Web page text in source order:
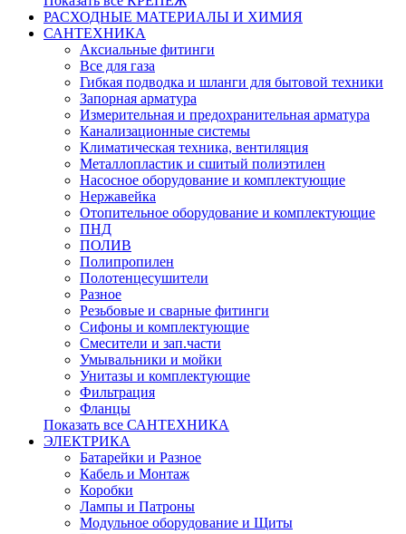
РАСХОДНЫЕ МАТЕРИАЛЫ И ХИМИЯ
САНТЕХНИКА
Аксиальные фитинги
Все для газа
Гибкая подводка и шланги для бытовой техники
Запорная арматура
Измерительная и предохранительная арматура
Канализационные системы
Климатическая техника, вентиляция
Металлопластик и сшитый полиэтилен
Насосное оборудование и комплектующие
Нержавейка
Отопительное оборудование и комплектующие
ПНД
ПОЛИВ
Полипропилен
Полотенцесушители
Разное
Резьбовые и сварные фитинги
Сифоны и комплектующие
Смесители и зап.части
Умывальники и мойки
Унитазы и комплектующие
Фильтрация
Фланцы
Показать все САНТЕХНИКА
ЭЛЕКТРИКА
Батарейки и Разное
Кабель и Монтаж
Коробки
Лампы и Патроны
Модульное оборудование и Щиты